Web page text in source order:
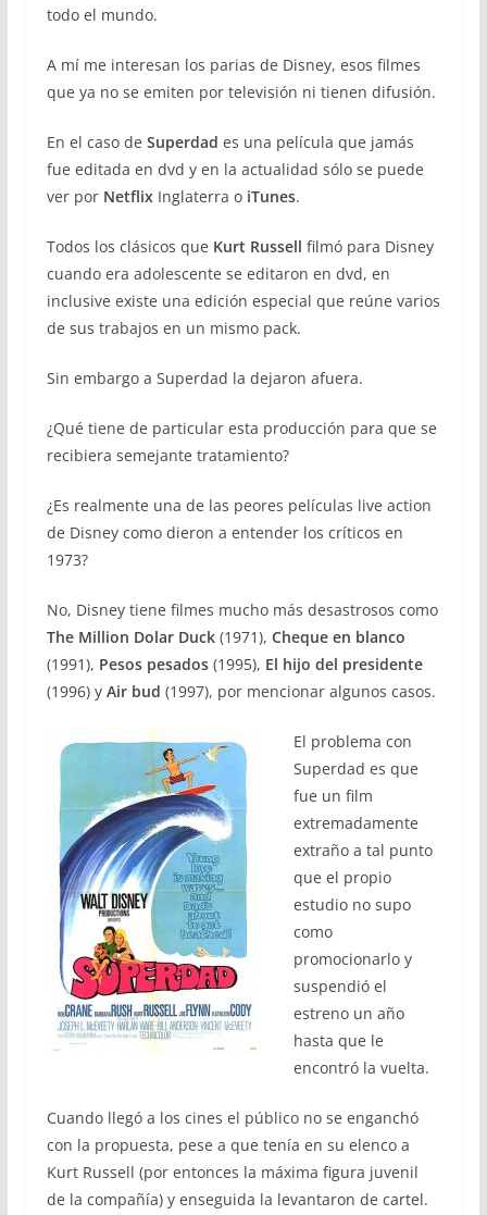
todo el mundo.
A mí me interesan los parias de Disney, esos filmes
que ya no se emiten por televisión ni tienen difusión.
En el caso de Superdad es una película que jamás
fue editada en dvd y en la actualidad sólo se puede
ver por NetflixInglaterra oiTunes.
Todos los clásicos que Kurt Russell filmó para Disney
cuando era adolescente se editaron en dvd, en
inclusive existe una edición especial que reúne varios
de sus trabajos en un mismo pack.
Sin embargo a Superdad la dejaron afuera.
¿Qué tiene de particular esta producción para que se
recibiera semejante tratamiento?
¿Es realmente una de las peores películas live action
de Disney como dieron a entender los críticos en
1973?
No, Disney tiene filmes mucho más desastrosos como
The Million Dolar Duck(1971), Cheque en blanco
(1991), Pesos pesados(1995), El hijo del presidente
(1996) y Air bud (1997), por mencionar algunos casos.
El problema con
Superdad es que
fue un film
extremadamente
extraño a tal punto
que el propio
estudio no supo
como
promocionarlo y
suspendió el
estreno un año
hasta que le
encontró la vuelta.
Cuando llegó a los cines el público no se enganchó
con la propuesta, pese a que tenía en su elenco a
Kurt Russell (por entonces la máxima figura juvenil
de la compañía) y enseguida la levantaron de cartel.